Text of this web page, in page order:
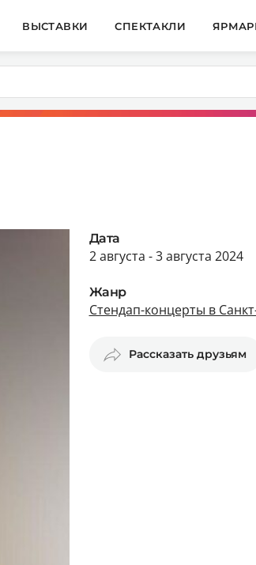
ВЫСТАВКИ СПЕКТАКЛИ
Дата
2 августа - 3 августа 2024
Жанр
Стендап-концерты в
Рассказать друзьям